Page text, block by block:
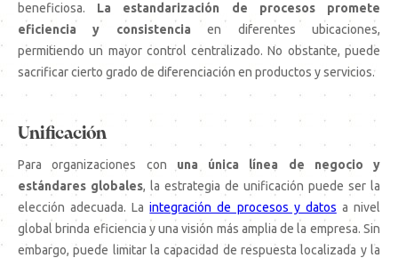
beneficiosa. La estandarización de procesos promete
eficiencia y consistencia en diferentes ubicaciones,
permitiendo un mayor control centralizado. No obstante, puede
sacrificar cierto grado de diferenciación en productos y servicios.
Unificación
Para organizaciones con una única línea de negocio y
estándares globales, la estrategia de unificación puede ser la
elección adecuada. Laintegración de procesos y datos a nivel
global brinda eficiencia y una visión más amplia de la empresa. Sin
embargo, puede limitar la capacidad de respuesta localizada y la